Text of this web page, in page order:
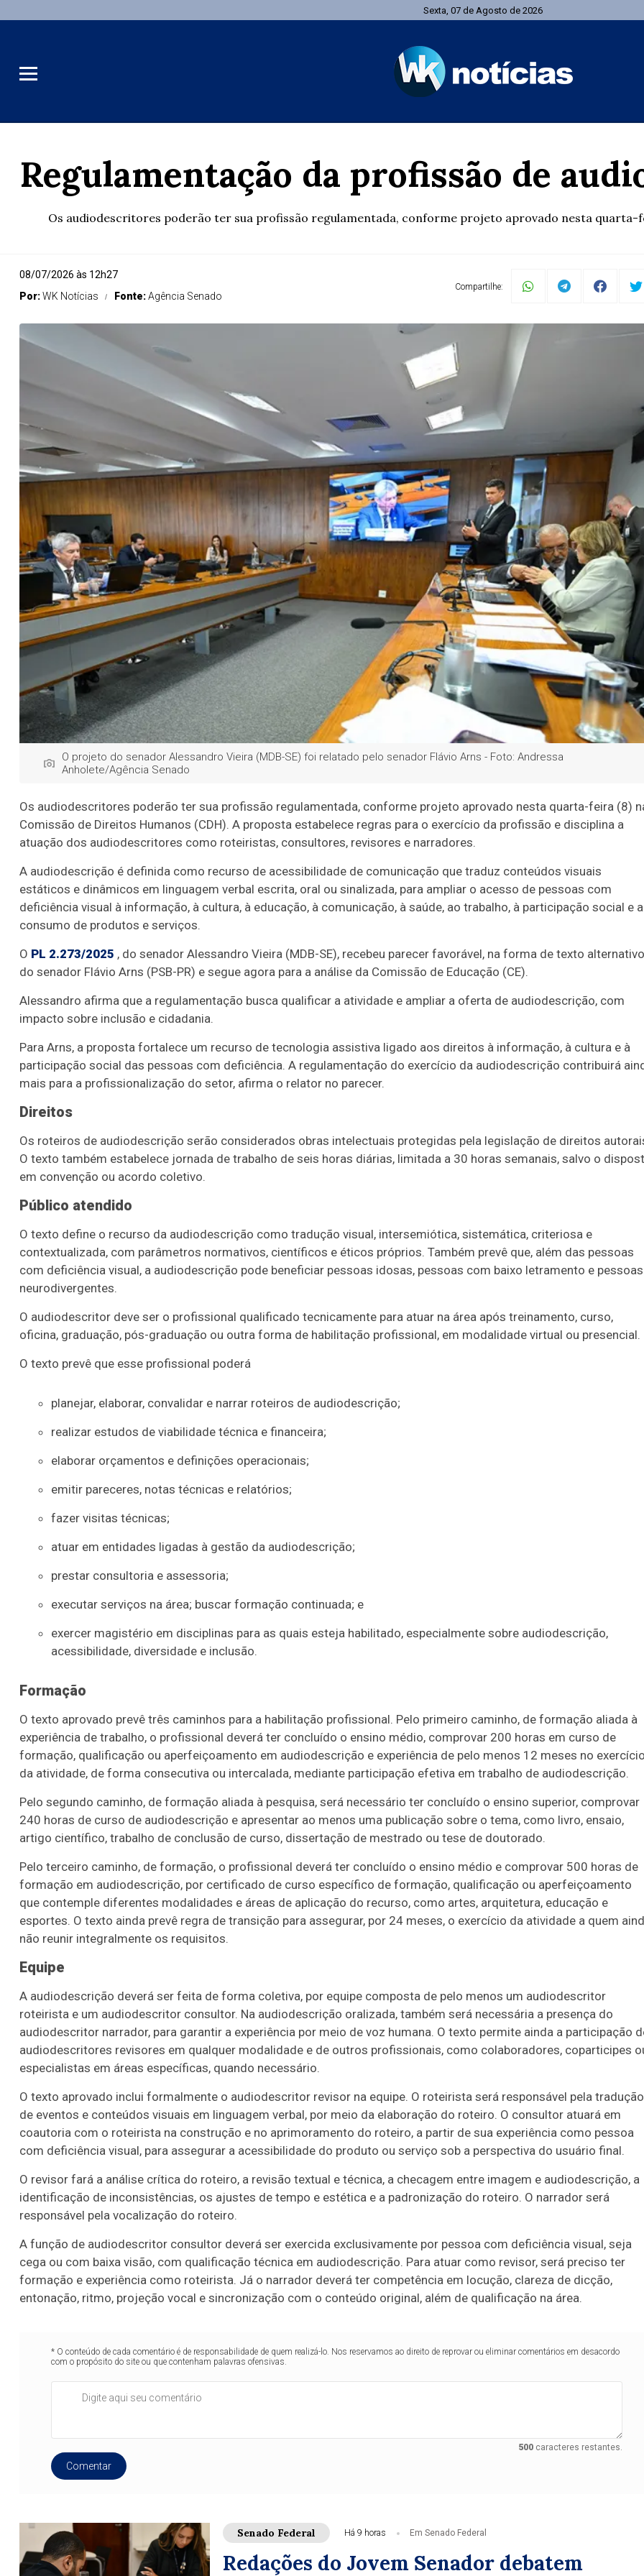
Sexta, 07 de Agosto de 2026
Regulamentação da profissão de
Os audiodescritores poderão ter sua profissão regulamentada, conforme projeto aprovado nesta quarta-
08/07/2026 às 12h27
Por:WK Notícias Fonte:Agência Senado
Compartilhe:
O projeto do senador Alessandro Vieira (MDB-SE) foi relatado pelo senador Flávio Arns - Foto: Andressa
Anholete/Agência Senado
Os audiodescritores poderão ter sua profissão regulamentada, conforme projeto aprovado nesta quarta-feira (8)
Comissão de Direitos Humanos (CDH). A proposta estabelece regras para o exercício da profissão e disciplina a
atuação dos audiodescritores como roteiristas, consultores, revisores e narradores.
A audiodescrição é definida como recurso de acessibilidade de comunicação que traduz conteúdos visuais
estáticos e dinâmicos em linguagem verbal escrita, oral ou sinalizada, para ampliar o acesso de pessoas com
deficiência visual à informação, à cultura, à educação, à comunicação, à saúde, ao trabalho, à participação social e
consumo de produtos e serviços.
O PL 2.273/2025 , do senador Alessandro Vieira (MDB-SE), recebeu parecer favorável, na forma de texto
do senador Flávio Arns (PSB-PR) e segue agora para a análise da Comissão de Educação (CE).
Alessandro afirma que a regulamentação busca qualificar a atividade e ampliar a oferta de audiodescrição, com
impacto sobre inclusão e cidadania.
Para Arns, a proposta fortalece um recurso de tecnologia assistiva ligado aos direitos à informação, à cultura e à
participação social das pessoas com deficiência. A regulamentação do exercício da audiodescrição contribuirá
mais para a profissionalização do setor, afirma o relator no parecer.
Direitos
Os roteiros de audiodescrição serão considerados obras intelectuais protegidas pela legislação de direitos
O texto também estabelece jornada de trabalho de seis horas diárias, limitada a 30 horas semanais, salvo o
em convenção ou acordo coletivo.
Público atendido
O texto define o recurso da audiodescrição como tradução visual, intersemiótica, sistemática, criteriosa e
contextualizada, com parâmetros normativos, científicos e éticos próprios. Também prevê que, além das pessoas
com deficiência visual, a audiodescrição pode beneficiar pessoas idosas, pessoas com baixo letramento e pessoas
neurodivergentes.
O audiodescritor deve ser o profissional qualificado tecnicamente para atuar na área após treinamento, curso,
oficina, graduação, pós-graduação ou outra forma de habilitação profissional, em modalidade virtual ou presencial.
O texto prevê que esse profissional poderá
planejar, elaborar, convalidar e narrar roteiros de audiodescrição;
realizar estudos de viabilidade técnica e financeira;
elaborar orçamentos e definições operacionais;
emitir pareceres, notas técnicas e relatórios;
fazer visitas técnicas;
atuar em entidades ligadas à gestão da audiodescrição;
prestar consultoria e assessoria;
executar serviços na área; buscar formação continuada; e
exercer magistério em disciplinas para as quais esteja habilitado, especialmente sobre audiodescrição,
acessibilidade, diversidade e inclusão.
Formação
O texto aprovado prevê três caminhos para a habilitação profissional. Pelo primeiro caminho, de formação aliada à
experiência de trabalho, o profissional deverá ter concluído o ensino médio, comprovar 200 horas em curso de
formação, qualificação ou aperfeiçoamento em audiodescrição e experiência de pelo menos 12 meses no
da atividade, de forma consecutiva ou intercalada, mediante participação efetiva em trabalho de audiodescrição.
Pelo segundo caminho, de formação aliada à pesquisa, será necessário ter concluído o ensino superior, comprovar
240 horas de curso de audiodescrição e apresentar ao menos uma publicação sobre o tema, como livro, ensaio,
artigo científico, trabalho de conclusão de curso, dissertação de mestrado ou tese de doutorado.
Pelo terceiro caminho, de formação, o profissional deverá ter concluído o ensino médio e comprovar 500 horas de
formação em audiodescrição, por certificado de curso específico de formação, qualificação ou aperfeiçoamento
que contemple diferentes modalidades e áreas de aplicação do recurso, como artes, arquitetura, educação e
esportes. O texto ainda prevê regra de transição para assegurar, por 24 meses, o exercício da atividade a quem
não reunir integralmente os requisitos.
Equipe
A audiodescrição deverá ser feita de forma coletiva, por equipe composta de pelo menos um audiodescritor
roteirista e um audiodescritor consultor. Na audiodescrição oralizada, também será necessária a presença do
audiodescritor narrador, para garantir a experiência por meio de voz humana. O texto permite ainda a participação
audiodescritores revisores em qualquer modalidade e de outros profissionais, como colaboradores, coparticipes
especialistas em áreas específicas, quando necessário.
O texto aprovado inclui formalmente o audiodescritor revisor na equipe. O roteirista será responsável pela tradução
de eventos e conteúdos visuais em linguagem verbal, por meio da elaboração do roteiro. O consultor atuará em
coautoria com o roteirista na construção e no aprimoramento do roteiro, a partir de sua experiência como pessoa
com deficiência visual, para assegurar a acessibilidade do produto ou serviço sob a perspectiva do usuário final.
O revisor fará a análise crítica do roteiro, a revisão textual e técnica, a checagem entre imagem e audiodescrição, a
identificação de inconsistências, os ajustes de tempo e estética e a padronização do roteiro. O narrador será
responsável pela vocalização do roteiro.
A função de audiodescritor consultor deverá ser exercida exclusivamente por pessoa com deficiência visual, seja
cega ou com baixa visão, com qualificação técnica em audiodescrição. Para atuar como revisor, será preciso ter
formação e experiência como roteirista. Já o narrador deverá ter competência em locução, clareza de dicção,
entonação, ritmo, projeção vocal e sincronização com o conteúdo original, além de qualificação na área.
* O conteúdo de cada comentário é de responsabilidade de quem realizá-lo. Nos reservamos ao direito de reprovar ou eliminar comentários em desacordo
com o propósito do site ou que contenham palavras ofensivas.
500caracteres restantes.
Comentar
Senado Federal Há 9 horas Em Senado Federal
Redações do Jovem Senador debatem